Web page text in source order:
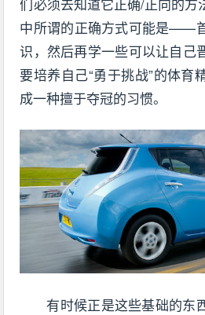
中所谓的正确方式可能是——
识，然后再学一些可以让自己
要培养自己“勇于挑战”的体育
成一种擅于夺冠的习惯。
有时候正是这些基础的东